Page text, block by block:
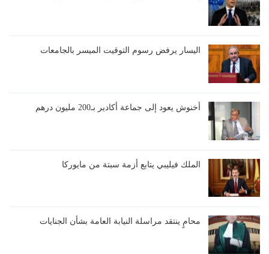
اليسار يرفض رسوم التوقيت الميسر بالجامعات
أخنوش يعود إلى جماعة أكادير بـ200 مليون درهم
الملك فيليبي يتابع أزمة سبتة من مايوركا
محامٍ ينتقد مراسلة النيابة العامة بشأن الجنايات